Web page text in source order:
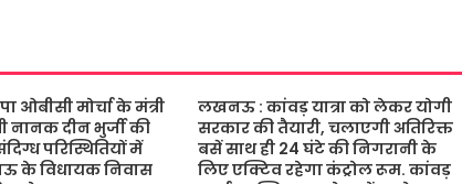
मोर्चा के मंत्री
नानक दीन भुर्जी की
परिस्थितियों में
के विधायक निवास
लखनऊ : कांवड़ यात्रा को लेकर योगी
सरकार की तैयारी, चलाएगी अतिरिक्त
बसें साथ ही 24 घंटे की निगरानी के
लिए एक्टिव रहेगा कंट्रोल रूम. कांवड़